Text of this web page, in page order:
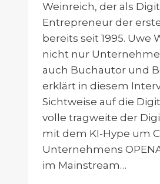
Weinreich, der als
Entrepreneur der
bereits seit 1995. Uwe
nicht nur
auch Buchautor und
erklärt in diesem
Sichtweise auf die
volle tragweite der
mit dem KI-Hype um
Unternehmens
im Mainstream…